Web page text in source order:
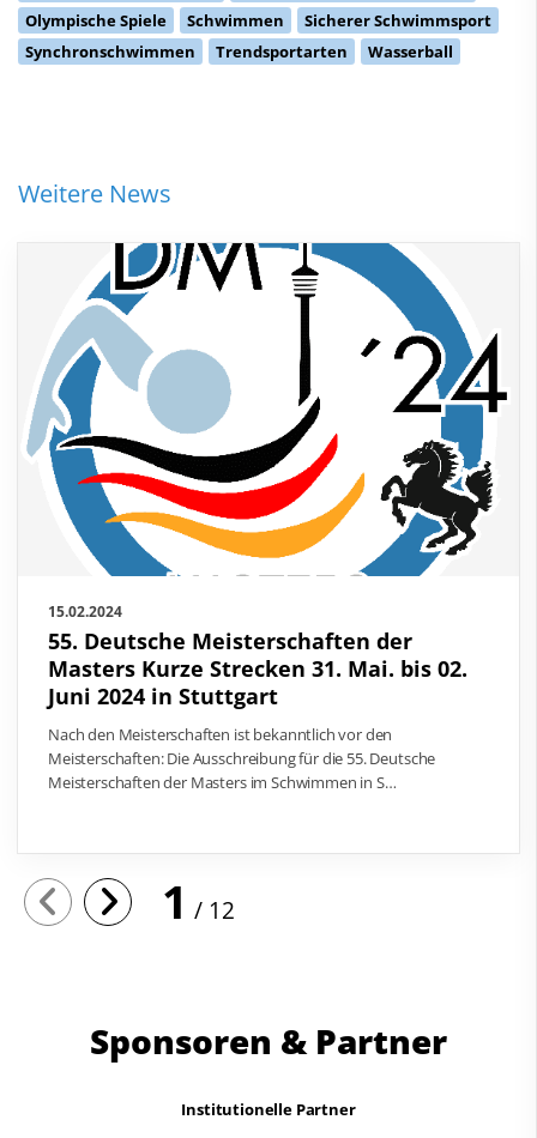
Olympische Spiele Schwimmen
Sicherer Schwimmsport
Synchronschwimmen
Trendsportarten Wasserball
Weitere News
15.02.2024
55. Deutsche Meisterschaften der
Masters Kurze Strecken 31. Mai. bis 02.
Juni 2024 in Stuttgart
Nach den Meisterschaften ist bekanntlich vor den
Meisterschaften: Die Ausschreibung für die 55. Deutsche
Meisterschaften der Masters im Schwimmen in S…
1 12
Sponsoren & Partner
Institutionelle Partner